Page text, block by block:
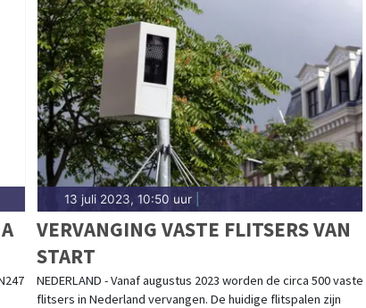
13 juli 2023, 10:50 uur|
VERVANGING VASTE FLITSERS VAN
START
NEDERLAND - Vanaf augustus 2023 worden de circa 500 vaste
flitsers in Nederland vervangen. De huidige flitspalen zijn